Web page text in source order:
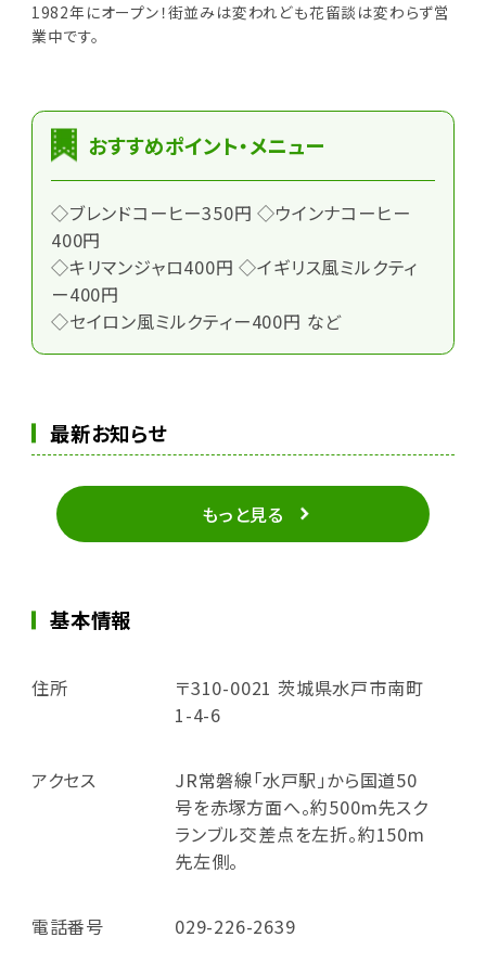
1982年にオープン！街並みは変われども花留談は変わらず営
業中です。
おすすめポイント・メニュー
◇ブレンドコーヒー350円 ◇ウインナコーヒー
400円
◇キリマンジャロ400円 ◇イギリス風ミルクティ
ー400円
◇セイロン風ミルクティー400円 など
最新お知らせ
もっと見る
基本情報
住所
〒310-0021 茨城県水戸市南町
1-4-6
アクセス
JR常磐線「水戸駅」から国道50
号を赤塚方面へ。約500m先スク
ランブル交差点を左折。約150m
先左側。
電話番号 029-226-2639